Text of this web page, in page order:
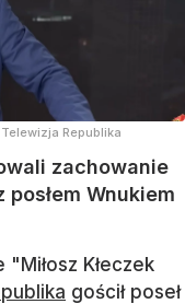
Telewizja Republika
zachowanie
posłem Wnukiem
Kłeczek
gościł poseł